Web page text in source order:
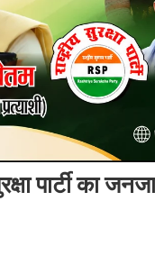
पार्टी का